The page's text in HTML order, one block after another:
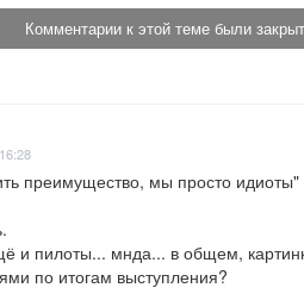
Комментарии к этой теме были
преимущество, мы просто
и пилоты... мнда... в общем,
по итогам выступления?